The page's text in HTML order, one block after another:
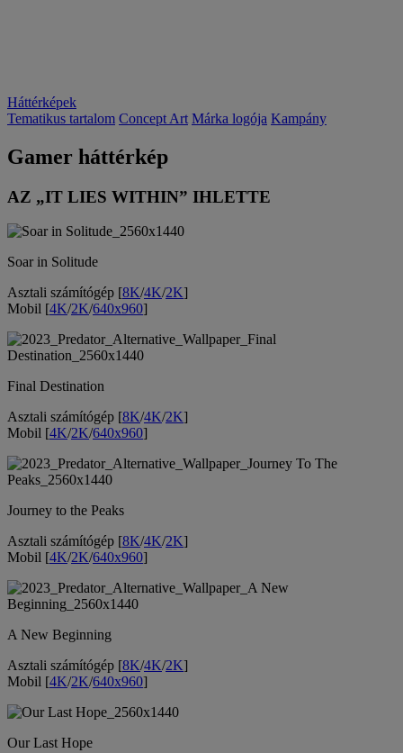
Háttérképek
Tematikus tartalom Concept Art Márka logója Kampány
Gamer háttérkép
AZ „IT LIES WITHIN” IHLETTE
Soar in Solitude
Asztali számítógép [8K/4K/2K]
Mobil [4K/2K/640x960]
Final Destination
Asztali számítógép [8K/4K/2K]
Mobil [4K/2K/640x960]
Journey to the Peaks
Asztali számítógép [8K/4K/2K]
Mobil [4K/2K/640x960]
A New Beginning
Asztali számítógép [8K/4K/2K]
Mobil [4K/2K/640x960]
Our Last Hope